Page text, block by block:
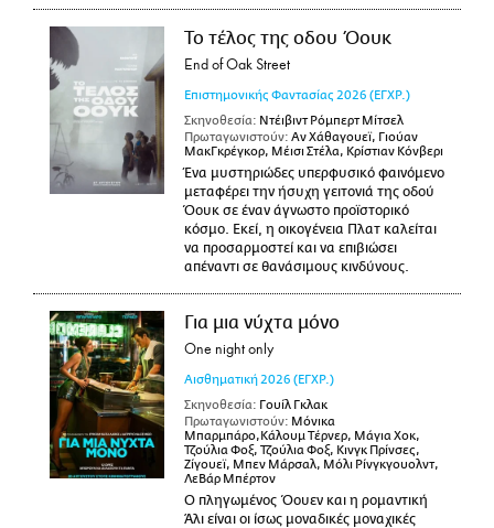
Το τέλος της οδου Όουκ
End of Oak Street
Επιστημονικής Φαντασίας 2026 (ΕΓΧΡ.)
Σκηνοθεσία: Ντέιβιντ Ρόμπερτ Μίτσελ
Πρωταγωνιστούν: Αν Χάθαγουεϊ, Γιούαν
ΜακΓκρέγκορ, Μέισι Στέλα, Κρίστιαν Κόνβερι
Ένα μυστηριώδες υπερφυσικό φαινόμενο
μεταφέρει την ήσυχη γειτονιά της οδού
Όουκ σε έναν άγνωστο προϊστορικό
κόσμο. Εκεί, η οικογένεια Πλατ καλείται
να προσαρμοστεί και να επιβιώσει
απέναντι σε θανάσιμους κινδύνους.
Για μια νύχτα μόνο
One night only
Αισθηματική 2026 (ΕΓΧΡ.)
Σκηνοθεσία: Γουίλ Γκλακ
Πρωταγωνιστούν: Μόνικα
Μπαρμπάρο,Κάλουμ Τέρνερ, Μάγια Χοκ,
Τζούλια Φοξ, Τζούλια Φοξ, Κινγκ Πρίνσες,
Ζίγουεϊ, Μπεν Μάρσαλ, Μόλι Ρίνγκγουολντ,
ΛεΒάρ Μπέρτον
Ο πληγωμένος Όουεν και η ρομαντική
Άλι είναι οι ίσως μοναδικές μοναχικές